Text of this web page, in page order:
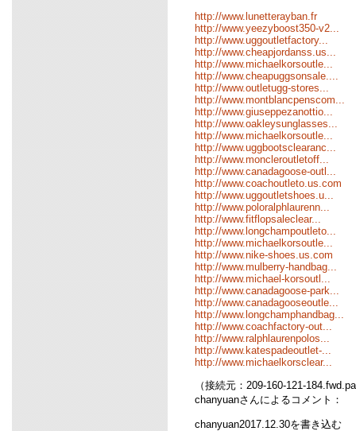
http://www.lunetterayban.fr
http://www.yeezyboost350-v2...
http://www.uggoutletfactory...
http://www.cheapjordanss.us...
http://www.michaelkorsoutle...
http://www.cheapuggsonsale....
http://www.outletugg-stores...
http://www.montblancpenscom...
http://www.giuseppezanottio...
http://www.oakleysunglasses...
http://www.michaelkorsoutle...
http://www.uggbootsclearanc...
http://www.moncleroutletoff...
http://www.canadagoose-outl...
http://www.coachoutleto.us.com
http://www.uggoutletshoes.u...
http://www.poloralphlaurenn...
http://www.fitflopsaleclear...
http://www.longchampoutleto...
http://www.michaelkorsoutle...
http://www.nike-shoes.us.com
http://www.mulberry-handbag...
http://www.michael-korsoutl...
http://www.canadagoose-park...
http://www.canadagooseoutle...
http://www.longchamphandbag...
http://www.coachfactory-out...
http://www.ralphlaurenpolos...
http://www.katespadeoutlet-...
http://www.michaelkorsclear...
（接続元：209-160-121-
chanyuanさんによるコメント：
chanyuan2017.12.30を書き込む